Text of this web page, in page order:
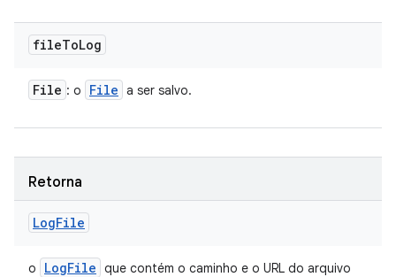
fileToLog
File : o File a ser salvo.
Retorna
LogFile
o LogFile que contém o caminho e o URL do arquivo